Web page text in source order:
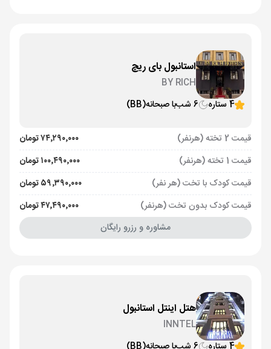
استانبول بای ریچ
BY RICH
4 ستاره
6 شب با صبحانه(BB)
قیمت 2 تخته (هرنفر)
۷۴٬۲۹۰٬۰۰۰ تومان
قیمت 1 تخته (هرنفر)
۱۰۰٬۴۹۰٬۰۰۰ تومان
قیمت کودک با تخت (هر نفر)
۵۹٬۳۹۰٬۰۰۰ تومان
قیمت کودک بدون تخت (هرنفر)
۴۷٬۴۹۰٬۰۰۰ تومان
مشاوره و رزرو رایگان
هتل اینتل استانبول
INNTEL